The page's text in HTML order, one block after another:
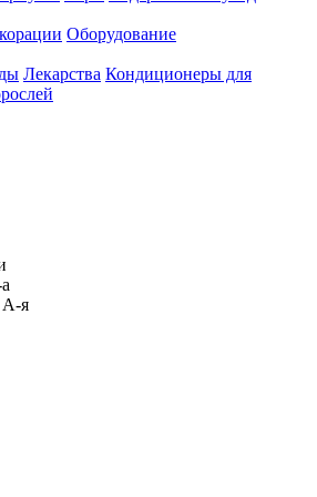
Оборудование
Лекарства Кондиционеры для
А-я